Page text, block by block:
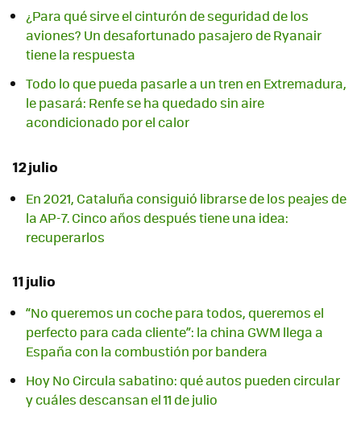
¿Para qué sirve el cinturón de seguridad de los
aviones? Un desafortunado pasajero de Ryanair
tiene la respuesta
Todo lo que pueda pasarle a un tren en Extremadura,
le pasará: Renfe se ha quedado sin aire
acondicionado por el calor
12 julio
En 2021, Cataluña consiguió librarse de los peajes de
la AP-7. Cinco años después tiene una idea:
recuperarlos
11 julio
“No queremos un coche para todos, queremos el
perfecto para cada cliente”: la china GWM llega a
España con la combustión por bandera
Hoy No Circula sabatino: qué autos pueden circular
y cuáles descansan el 11 de julio